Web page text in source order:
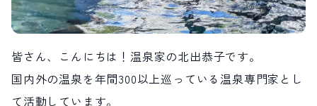
HAKUBA ORIGINAL
Hakuba Original
NORWAY VILLAGE
ノルウェービレッジ
SEASONS
白馬村の季節
SHIONOMICHI
塩の道
FURUSATO TAX
ふるさと納税
皆さん、こんにちは！温泉家の北出恭子です。
国内外の温泉を年間300以上巡っている温泉専門家とし
て活動しています。